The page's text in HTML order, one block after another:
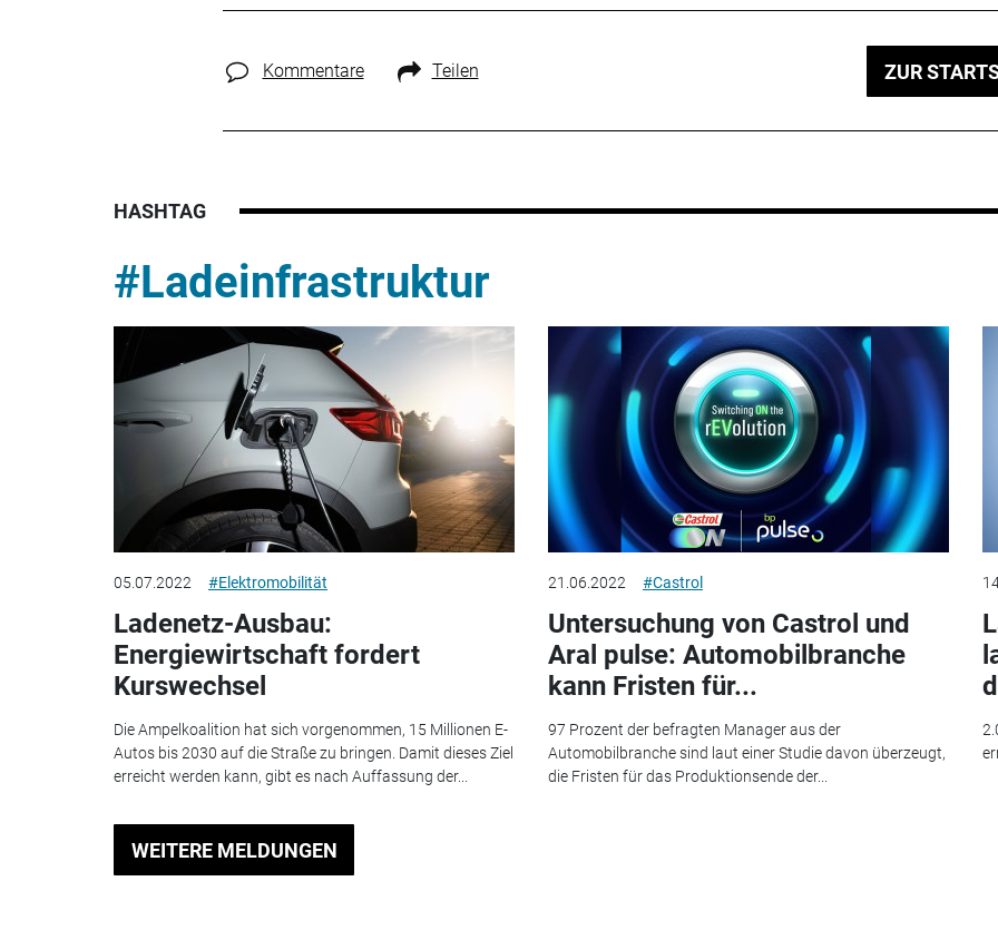
Kommentare Teilen ZUR
HASHTAG
#Ladeinfrastruktur
05.07.2022 #Elektromobilität
Ladenetz-Ausbau:
Energiewirtschaft fordert
Kurswechsel
Die Ampelkoalition hat sich vorgenommen, 15 Millionen E-
Autos bis 2030 auf die Straße zu bringen. Damit dieses Ziel
erreicht werden kann, gibt es nach Auffassung der...
21.06.2022 #Castrol
Untersuchung von Castrol und
Aral pulse: Automobilbranche
kann Fristen für...
97 Prozent der befragten Manager aus der
Automobilbranche sind laut einer Studie davon überzeugt,
die Fristen für das Produktionsende der...
WEITERE MELDUNGEN